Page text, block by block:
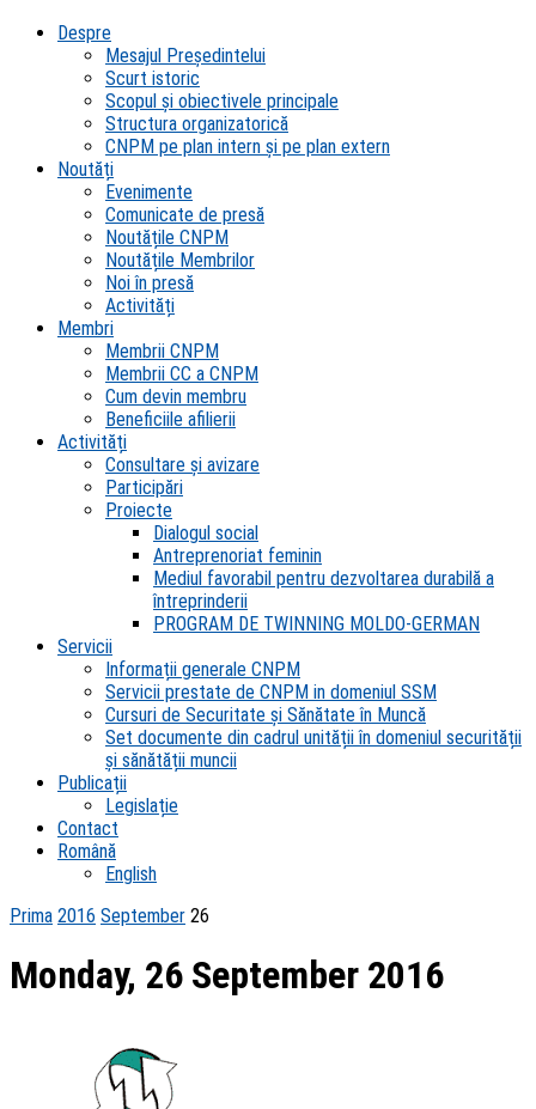
Despre
Mesajul Președintelui
Scurt istoric
Scopul şi obiectivele principale
Structura organizatorică
CNPM pe plan intern şi pe plan extern
Noutăți
Evenimente
Comunicate de presă
Noutățile CNPM
Noutățile Membrilor
Noi în presă
Activități
Membri
Membrii CNPM
Membrii CC a CNPM
Cum devin membru
Beneficiile afilierii
Activități
Consultare și avizare
Participări
Proiecte
Dialogul social
Antreprenoriat feminin
Mediul favorabil pentru dezvoltarea durabilă a
întreprinderii
PROGRAM DE TWINNING MOLDO-GERMAN
Servicii
Informații generale CNPM
Servicii prestate de CNPM in domeniul SSM
Cursuri de Securitate și Sănătate în Muncă
Set documente din cadrul unității în domeniul securității
și sănătății muncii
Publicații
Legislație
Contact
Română
English
Prima 2016 September 26
Monday, 26 September 2016